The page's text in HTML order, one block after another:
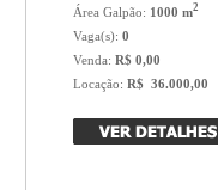
Área Galpão: 1000 m2
Vaga(s):0
Venda:R$ 0,00
Locação:R$ 36.000,00